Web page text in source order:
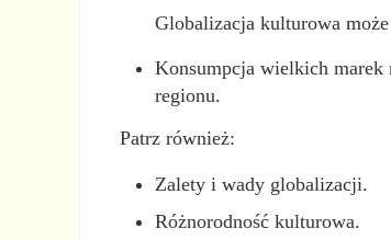
Globalizacja kulturowa
Konsumpcja wielkich marek
regionu.
Patrz również:
Zalety i wady globalizacji.
Różnorodność kulturowa.